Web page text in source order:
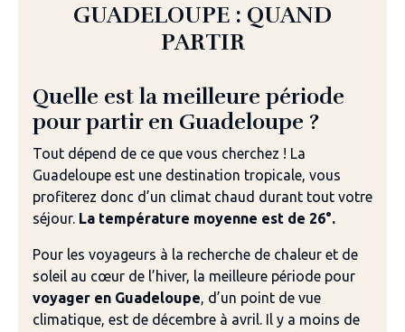
GUADELOUPE : QUAND
PARTIR
Quelle est la meilleure période
pour partir en Guadeloupe ?
Tout dépend de ce que vous cherchez ! La
Guadeloupe est une destination tropicale, vous
profiterez donc d’un climat chaud durant tout votre
séjour. La température moyenne est de 26°.
Pour les voyageurs à la recherche de chaleur et de
soleil au cœur de l’hiver, la meilleure période pour
voyager en Guadeloupe, d’un point de vue
climatique, est de décembre à avril. Il y a moins de